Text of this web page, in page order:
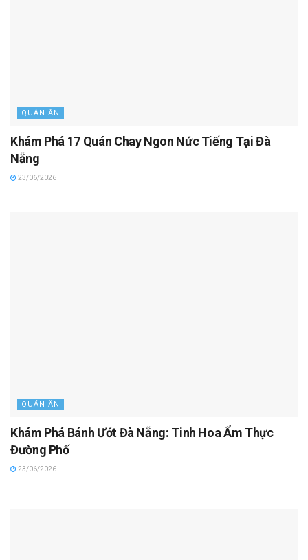
QUÁN ĂN
Khám Phá 17 Quán Chay Ngon Nức Tiếng Tại Đà
Nẵng
23/06/2026
QUÁN ĂN
Khám Phá Bánh Ướt Đà Nẵng: Tinh Hoa Ẩm Thực
Đường Phố
23/06/2026